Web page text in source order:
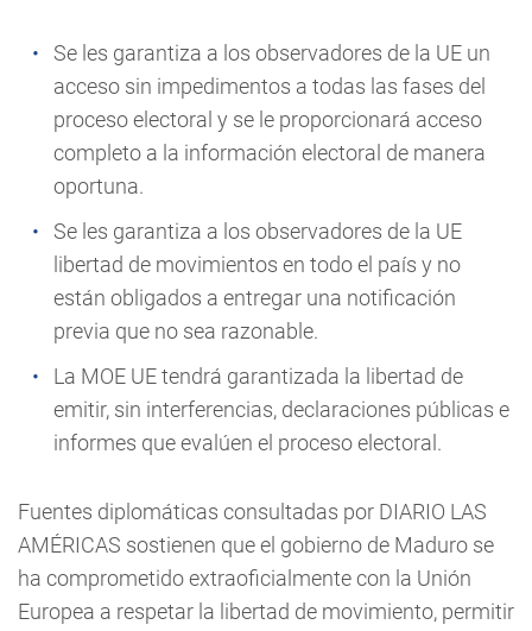
Se les garantiza a los observadores de la UE un
acceso sin impedimentos a todas las fases del
proceso electoral y se le proporcionará acceso
completo a la información electoral de manera
oportuna.
Se les garantiza a los observadores de la UE
libertad de movimientos en todo el país y no
están obligados a entregar una notificación
previa que no sea razonable.
La MOE UE tendrá garantizada la libertad de
emitir, sin interferencias, declaraciones públicas e
informes que evalúen el proceso electoral.
Fuentes diplomáticas consultadas por DIARIO LAS
AMÉRICAS sostienen que el gobierno de Maduro se
ha comprometido extraoficialmente con la Unión
Europea a respetar la libertad de movimiento, permitir